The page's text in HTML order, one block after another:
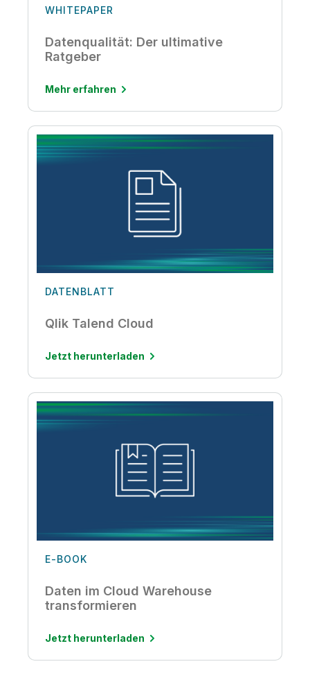
WHITEPAPER
Datenqualität: Der ultimative
Ratgeber
Mehr erfahren
DATENBLATT
Qlik Talend Cloud
Jetzt herunterladen
E-BOOK
Daten im Cloud Warehouse
transformieren
Jetzt herunterladen